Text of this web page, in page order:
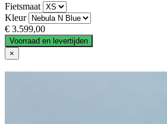
Fietsmaat
Kleur
€ 3.599,00
Voorraad en levertijden
×